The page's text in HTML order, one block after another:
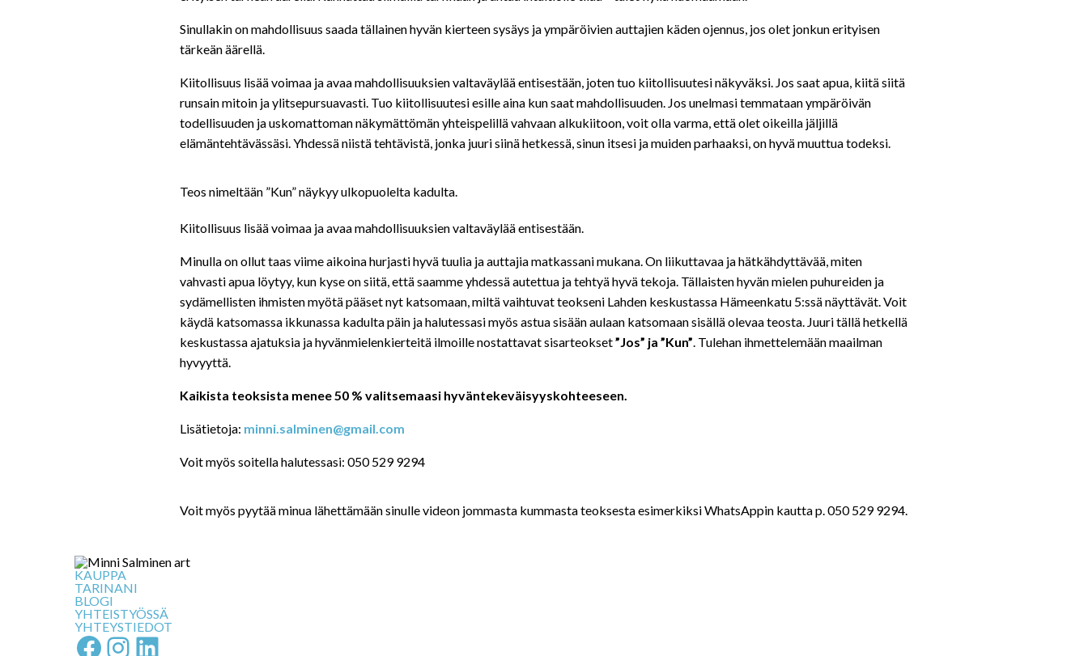
Sinullakin on mahdollisuus saada tällainen hyvän kierteen sysäys ja ympäröivien auttajien käden ojennus, jos olet jonkun erityisen
tärkeän äärellä.
Kiitollisuus lisää voimaa ja avaa mahdollisuuksien valtaväylää entisestään, joten tuo kiitollisuutesi näkyväksi. Jos saat apua, kiitä siitä
runsain mitoin ja ylitsepursuavasti. Tuo kiitollisuutesi esille aina kun saat mahdollisuuden. Jos unelmasi temmataan ympäröivän
todellisuuden ja uskomattoman näkymättömän yhteispelillä vahvaan alkukiitoon, voit olla varma, että olet oikeilla jäljillä
elämäntehtävässäsi. Yhdessä niistä tehtävistä, jonka juuri siinä hetkessä, sinun itsesi ja muiden parhaaksi, on hyvä muuttua todeksi.
Teos nimeltään ”Kun” näykyy ulkopuolelta kadulta.
Kiitollisuus lisää voimaa ja avaa mahdollisuuksien valtaväylää entisestään.
Minulla on ollut taas viime aikoina hurjasti hyvä tuulia ja auttajia matkassani mukana. On liikuttavaa ja hätkähdyttävää, miten
vahvasti apua löytyy, kun kyse on siitä, että saamme yhdessä autettua ja tehtyä hyvä tekoja. Tällaisten hyvän mielen puhureiden ja
sydämellisten ihmisten myötä pääset nyt katsomaan, miltä vaihtuvat teokseni Lahden keskustassa Hämeenkatu 5:ssänäyttävät. Voit
käydä katsomassa ikkunassa kadulta päin ja halutessasi myös astua sisään aulaan katsomaan sisällä olevaa teosta. Juuri tällä hetkellä
keskustassa ajatuksia ja hyvänmielenkierteitä ilmoille nostattavat sisarteokset”Jos” ja ”Kun” . Tulehan ihmettelemään maailman
hyvyyttä.
Kaikista teoksista menee 50 % valitsemaasi hyväntekeväisyyskohteeseen.
Lisätietoja: minni.salminen@gmail.com
Voit myös soitella halutessasi: 050 529 9294
Voit myös pyytää minua lähettämään sinulle videon jommasta kummasta teoksesta esimerkiksi WhatsAppin kautta p. 050 529 9294.
KAUPPA
TARINANI
BLOGI
YHTEISTYÖSSÄ
YHTEYSTIEDOT
Facebook
Instagram
LinkedIn